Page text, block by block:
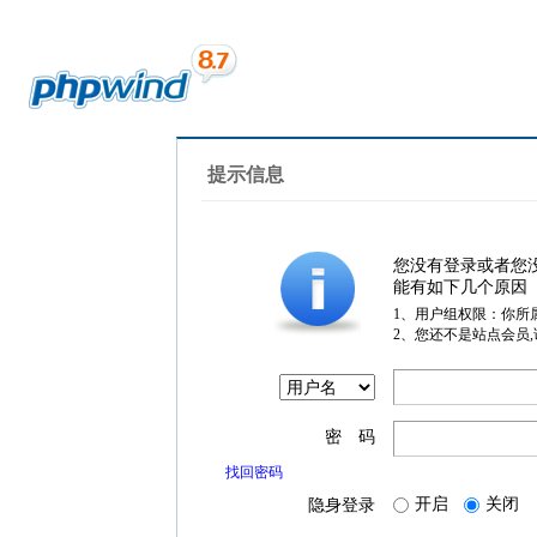
提示信息
您没有登录或者您
能有如下几个原因
1、用户组权限：你所
2、您还不是站点会员
密 码
找回密码
隐身登录 开启 关闭